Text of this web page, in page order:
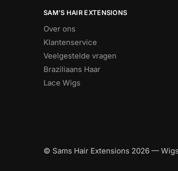
SAM’S HAIR EXTENSIONS
Over ons
Klantenservice
Veelgestelde vragen
Braziliaans Haar
Lace Wigs
© Sams Hair Extensions 2026 —